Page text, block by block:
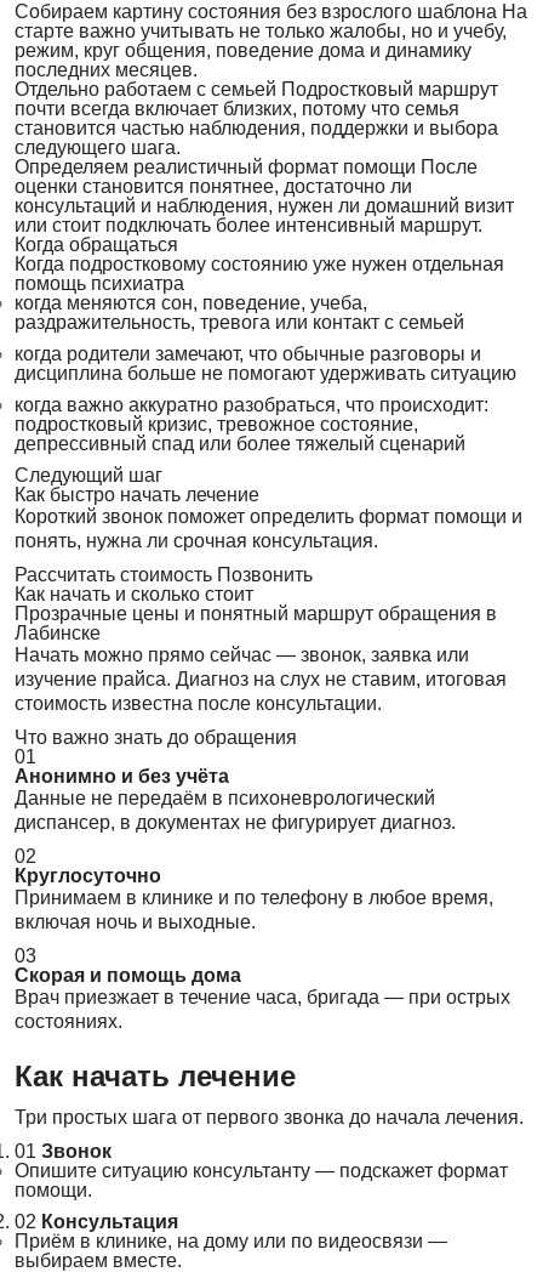
Собираем картину состояния без взрослого шаблона На
старте важно учитывать не только жалобы, но и учебу,
режим, круг общения, поведение дома и динамику
последних месяцев.
Отдельно работаем с семьей Подростковый маршрут
почти всегда включает близких, потому что семья
становится частью наблюдения, поддержки и выбора
следующего шага.
Определяем реалистичный формат помощи После
оценки становится понятнее, достаточно ли
консультаций и наблюдения, нужен ли домашний визит
или стоит подключать более интенсивный маршрут.
Когда обращаться
Когда подростковому состоянию уже нужен отдельная
помощь психиатра
когда меняются сон, поведение, учеба,
раздражительность, тревога или контакт с семьей
когда родители замечают, что обычные разговоры и
дисциплина больше не помогают удерживать ситуацию
когда важно аккуратно разобраться, что происходит:
подростковый кризис, тревожное состояние,
депрессивный спад или более тяжелый сценарий
Следующий шаг
Как быстро начать лечение
Короткий звонок поможет определить формат помощи и
понять, нужна ли срочная консультация.
Рассчитать стоимость Позвонить
Как начать и сколько стоит
Прозрачные цены и понятный маршрут обращения в
Лабинске
Начать можно прямо сейчас — звонок, заявка или
изучение прайса. Диагноз на слух не ставим, итоговая
стоимость известна после консультации.
Что важно знать до обращения
01
Анонимно и без учёта
Данные не передаём в психоневрологический
диспансер, в документах не фигурирует диагноз.
02
Круглосуточно
Принимаем в клинике и по телефону в любое время,
включая ночь и выходные.
03
Скорая и помощь дома
Врач приезжает в течение часа, бригада — при острых
состояниях.
Как начать лечение
Три простых шага от первого звонка до начала лечения.
01 Звонок
Опишите ситуацию консультанту — подскажет формат
помощи.
02 Консультация
Приём в клинике, на дому или по видеосвязи —
выбираем вместе.